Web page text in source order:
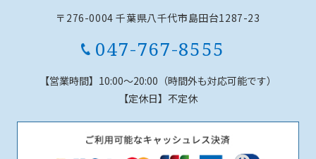
〒276-0004 千葉県八千代市島田台1287-23
047-767-8555
【営業時間】 10:00～20:00（時間外も対応可能です）
【定休日】不定休